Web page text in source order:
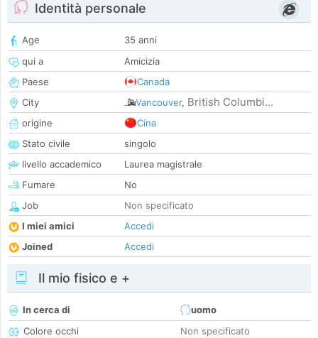
Identità personale
Age
35 anni
qui a
Amicizia
Paese
Canada
City
Vancouver, British Columbi...
origine
Cina
Stato civile
singolo
livello accademico
Laurea magistrale
Fumare
No
Job
Non specificato
I miei amici
Accedi
Joined
Accedi
Il mio fisico e +
In cerca di
uomo
Colore occhi
Non specificato